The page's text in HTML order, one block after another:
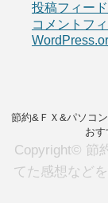
投稿フィード
コメントフ
節約&ＦＸ&パソコ
おす
Copyright© 節
てた感想など